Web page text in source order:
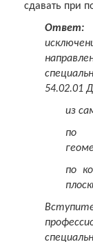
сдавать при
Ответ:
54.02.01
из
по
по